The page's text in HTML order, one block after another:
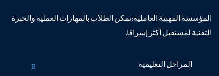
المؤسسة المهنية العاملية: تمكن الطلاب بالمهارات العملية والخبرة
التقنية لمستقبل أكثر إشراقا.
المراحل التعليمية